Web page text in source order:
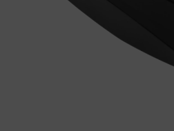
Инструменты